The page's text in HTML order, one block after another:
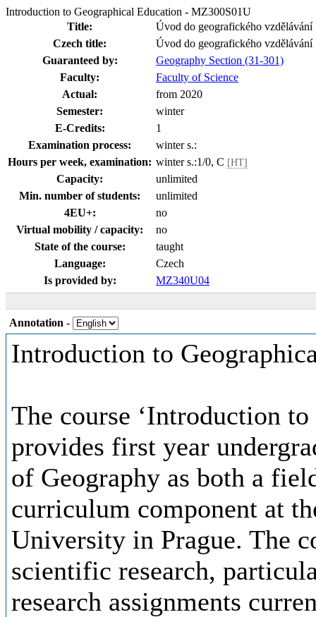
Introduction to Geographical Education - MZ300S01U
Title:
Úvod do geografického vzdělávání
Czech title:
Úvod do geografického vzdělávání
Guaranteed by:
Geography Section (31-301)
Faculty:
Faculty of Science
Actual:
from 2020
Semester:
winter
E-Credits:
1
Examination process:
winter s.:
Hours per week, examination: winter s.:1/0, C [HT]
Capacity:
unlimited
Min. number of students:
unlimited
4EU+:
no
Virtual mobility / capacity:
no
State of the course:
taught
Language:
Czech
Is provided by:
MZ340U04
Annotation -
Introduction to
The course ‘Introduction
provides first year
of Geography as both a
curriculum component at
University in Prague. The
scientific research,
research assignments